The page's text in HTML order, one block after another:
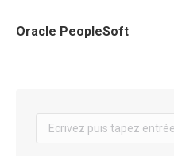
Oracle PeopleSoft
Search: